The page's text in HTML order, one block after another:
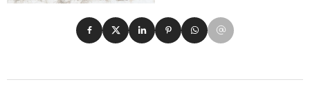
Condividi su Facebook
Condividi su X
Condividi su LinkedIn
Condividi su Pinterest
Condividi su WhatsApp
Condividi su Email